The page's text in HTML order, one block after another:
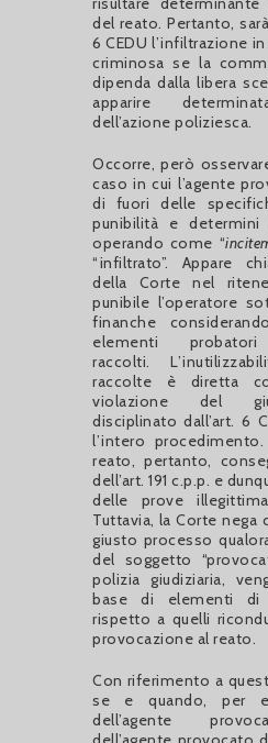
del reato. Pertanto,
6 CEDU l’infiltrazione
criminosa se la
dipenda dalla libera
apparire
dell’azione poliziesca.
Occorre, però
caso in cui l’agente
di fuori delle
punibilità e
operando come “
“infiltrato”. Appare
della Corte nel
punibile l’operatore
finanche
elementi probatori
raccolti.
raccolte è diretta
violazione del
disciplinato dall’art. 6
l’intero
reato, pertanto,
dell’art. 191 c.p.p. e
delle prove
Tuttavia, la Corte nega
giusto processo
del soggetto
polizia giudiziaria,
base di elementi di
rispetto a quelli
provocazione al reato.
Con riferimento a
se e quando, per
dell’agente